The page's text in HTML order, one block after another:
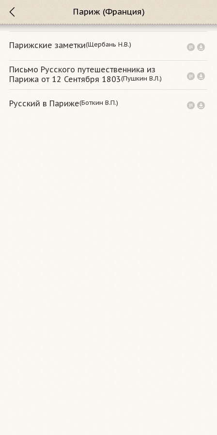
Париж (Франция)
Парижские заметки(Щербань Н.В.)
Письмо Русского путешественника из
Парижа от 12 Сентября 1803(Пушкин В.Л.)
Русский в Париже(Боткин В.П.)